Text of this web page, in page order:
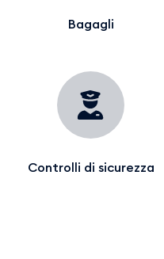
Bagagli
Controlli di sicurezza